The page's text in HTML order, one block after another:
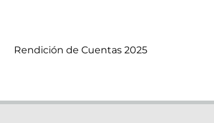
Rendición de Cuentas 2025